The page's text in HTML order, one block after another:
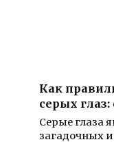
Как
серых
Серые глаза
загадочных